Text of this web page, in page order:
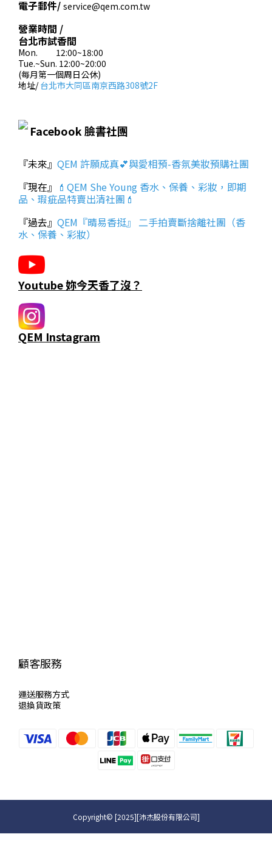
電子郵件/ service@qem.com.tw
營業時間 /
台北市試香間
Mon. 12:00~18:00
Tue.~Sun. 12:00~20:00
(每月第一個周日公休)
地址/台北市大同區南京西路308號2F
Facebook 臉書社團
『未來』 QEM 許願成真💕與愛相預-香氛美妝預購社團
『現在』 💄QEM She Young 香水、保養、彩妝，即期
品、瑕疵品特賣出清社團💄
『過去』 QEM『晴易香挺』 二手拍賣斷捨離社團（香
水、保養、彩妝）
Youtube 妳今天香了沒？
QEM Instagram
顧客服務
運送服務方式
退換貨政策
Copyright© [2025][沛杰股份有限公司]